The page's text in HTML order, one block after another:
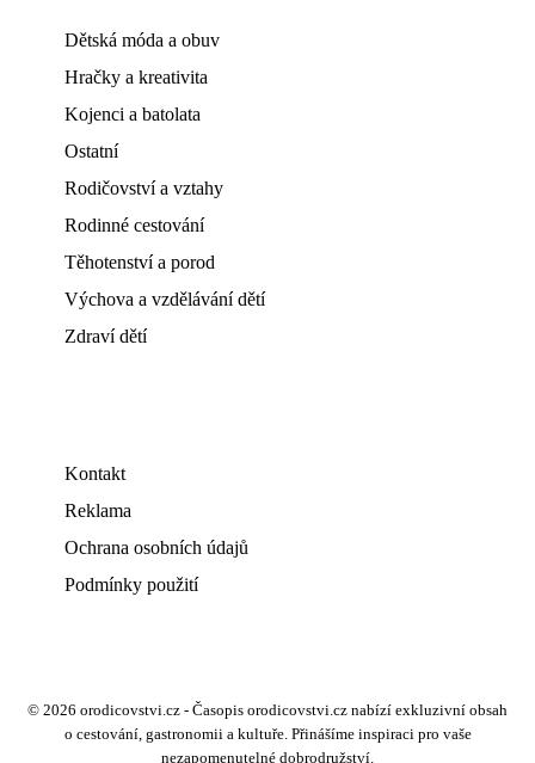
Dětská móda a obuv
Hračky a kreativita
Kojenci a batolata
Ostatní
Rodičovství a vztahy
Rodinné cestování
Těhotenství a porod
Výchova a vzdělávání dětí
Zdraví dětí
Kontakt
Reklama
Ochrana osobních údajů
Podmínky použití
© 2026 orodicovstvi.cz - Časopis orodicovstvi.cz nabízí exkluzivní obsah
o cestování, gastronomii a kultuře. Přinášíme inspiraci pro vaše
nezapomenutelné dobrodružství.